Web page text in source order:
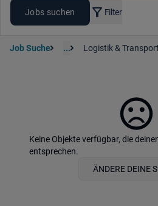
Jobs suchen Filter
Job Suche ... Logistik & Transport
Keine Objekte verfügbar, die
entsprechen.
ÄNDERE DEINE